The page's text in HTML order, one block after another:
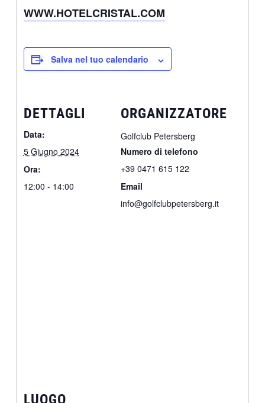
WWW.HOTELCRISTAL.COM
Salva nel tuo calendario
DETTAGLI
Data:
5 Giugno 2024
Ora:
12:00 - 14:00
ORGANIZZATORE
Golfclub Petersberg
Numero di telefono
+39 0471 615 122
Email
info@golfclubpetersberg.it